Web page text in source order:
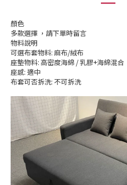
顏色
多款選擇 ，請下單時留言
物料說明
可選布套物料: 麻布/絨布
座墊物料: 高密度海綿 / 乳膠+海綿混合
座感: 適中
布套可否拆洗: 不可拆洗